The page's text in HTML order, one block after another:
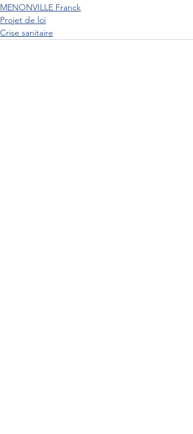
MENONVILLE Franck
Projet de loi
Crise sanitaire